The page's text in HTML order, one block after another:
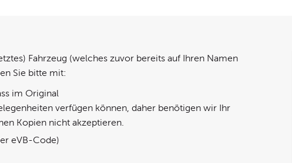
Fahrzeug (welches zuvor bereits auf Ihren Namen
Sie bitte mit:
im Original
verfügen können, daher benötigen wir Ihr
Kopien nicht akzeptieren.
eVB-Code)